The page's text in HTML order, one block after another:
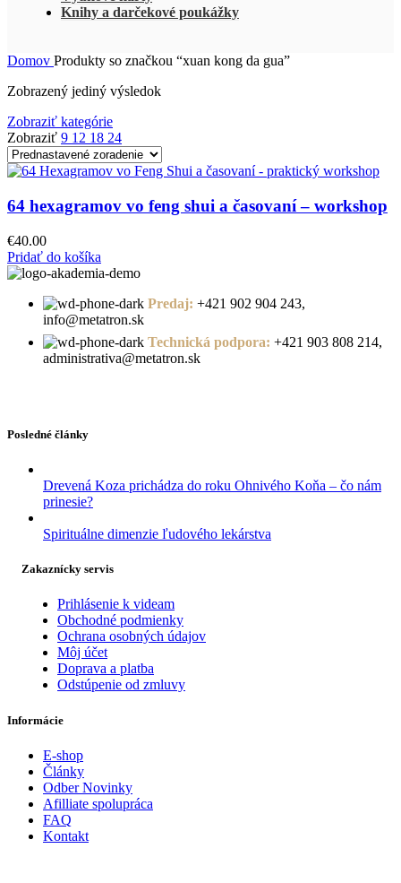
Knihy a darčekové poukážky
Domov Produkty so značkou “xuan kong da gua”
Zobrazený jediný výsledok
Zobraziť kategórie
Zobraziť 9 12 18 24
64 hexagramov vo feng shui a časovaní – workshop
€40.00
Pridať do košíka
Predaj: +421 902 904 243,
info@metatron.sk
Technická podpora: +421 903 808 214,
administrativa@metatron.sk
Posledné články
Drevená Koza prichádza do roku Ohnivého Koňa – čo nám
prinesie?
Spirituálne dimenzie ľudového lekárstva
Zakaznícky servis
Prihlásenie k videam
Obchodné podmienky
Ochrana osobných údajov
Môj účet
Doprava a platba
Odstúpenie od zmluvy
Informácie
E-shop
Články
Odber Novinky
Afilliate spolupráca
FAQ
Kontakt